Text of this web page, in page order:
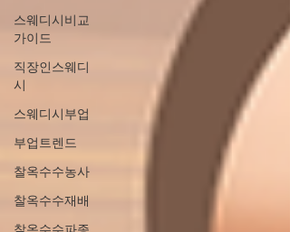
스웨디시비교
가이드
직장인스웨디
시
스웨디시부업
부업트렌드
찰옥수수농사
찰옥수수재배